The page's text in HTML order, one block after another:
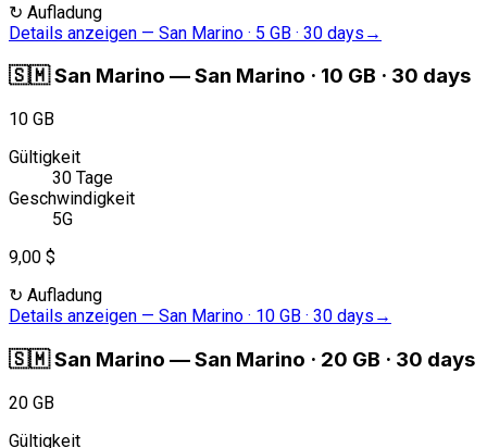
↻ Aufladung
Details anzeigen — San Marino · 5 GB · 30 days →
🇸🇲San Marino —San Marino · 10 GB · 30 days
10 GB
Gültigkeit
30 Tage
Geschwindigkeit
5G
9,00 $
↻ Aufladung
Details anzeigen — San Marino · 10 GB · 30 days →
🇸🇲San Marino —San Marino · 20 GB · 30 days
20 GB
Gültigkeit